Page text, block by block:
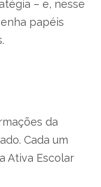
– e, nesse
papéis
da
Cada um
Ativa Escolar